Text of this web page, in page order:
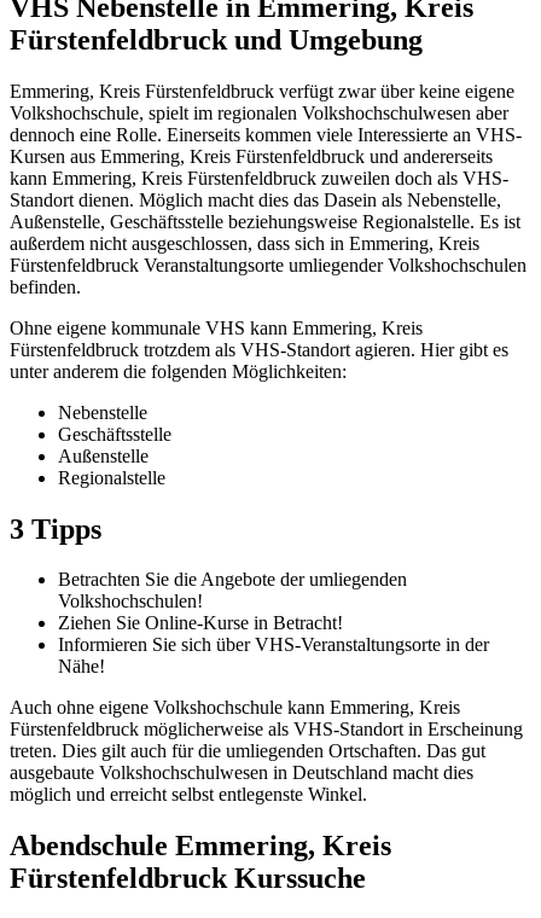
VHS Nebenstelle in Emmering, Kreis
Fürstenfeldbruck und Umgebung
Emmering, Kreis Fürstenfeldbruck verfügt zwar über keine eigene
Volkshochschule, spielt im regionalen Volkshochschulwesen aber
dennoch eine Rolle. Einerseits kommen viele Interessierte an VHS-
Kursen aus Emmering, Kreis Fürstenfeldbruck und andererseits
kann Emmering, Kreis Fürstenfeldbruck zuweilen doch als VHS-
Standort dienen. Möglich macht dies das Dasein als Nebenstelle,
Außenstelle, Geschäftsstelle beziehungsweise Regionalstelle. Es ist
außerdem nicht ausgeschlossen, dass sich in Emmering, Kreis
Fürstenfeldbruck Veranstaltungsorte umliegender Volkshochschulen
befinden.
Ohne eigene kommunale VHS kann Emmering, Kreis
Fürstenfeldbruck trotzdem als VHS-Standort agieren. Hier gibt es
unter anderem die folgenden Möglichkeiten:
Nebenstelle
Geschäftsstelle
Außenstelle
Regionalstelle
3 Tipps
Betrachten Sie die Angebote der umliegenden
Volkshochschulen!
Ziehen Sie Online-Kurse in Betracht!
Informieren Sie sich über VHS-Veranstaltungsorte in der
Nähe!
Auch ohne eigene Volkshochschule kann Emmering, Kreis
Fürstenfeldbruck möglicherweise als VHS-Standort in Erscheinung
treten. Dies gilt auch für die umliegenden Ortschaften. Das gut
ausgebaute Volkshochschulwesen in Deutschland macht dies
möglich und erreicht selbst entlegenste Winkel.
Abendschule Emmering, Kreis
Fürstenfeldbruck Kurssuche